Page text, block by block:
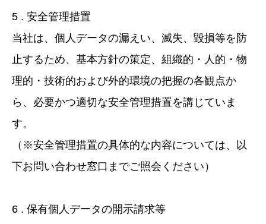
5 . 安全管理措置
当社は、個人データの漏えい、滅失、毀損等を防
止するため、基本方針の策定、組織的・人的・物
理的・技術的および外的環境の把握の各観点か
ら、必要かつ適切な安全管理措置を講じていま
す。
（※安全管理措置の具体的な内容については、以
下お問い合わせ窓口までご照会ください）
6 . 保有個人データの開示請求等